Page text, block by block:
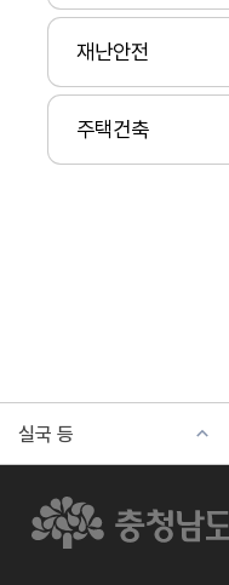
재난안전
주택건축
실국 등